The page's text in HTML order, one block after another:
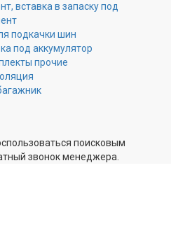
вставка в запаску под
подкачки шин
под аккумулятор
прочие
поисковым
звонок менеджера.